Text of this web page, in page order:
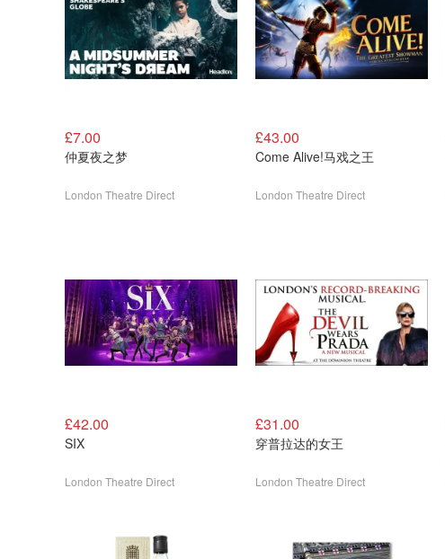
£7.00
仲夏夜之梦
London Theatre Direct
£43.00
Come Alive!马戏之王
London Theatre Direct
£42.00
SIX
London Theatre Direct
£31.00
穿普拉达的女王
London Theatre Direct